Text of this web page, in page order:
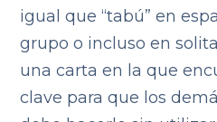
igual que “tabú” en
grupo o incluso en
una carta en la que
clave para que los